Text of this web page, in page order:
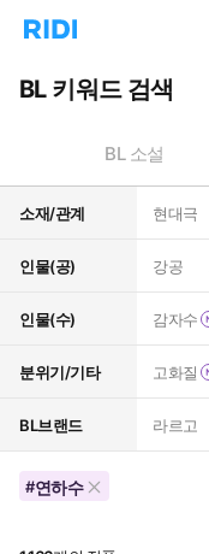
리
으
턴
트
BL 키워드 검색
BL 소설
소재/관계 현대극
인물(공) 강공
인물(수) 감자수
분위기/기타 고화질
BL브랜드 라르고
#연하수